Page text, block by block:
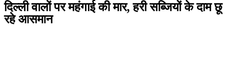
दिल्ली वालों पर महंगाई की मार, हरी सब्जियों के दाम छू
रहे आसमान